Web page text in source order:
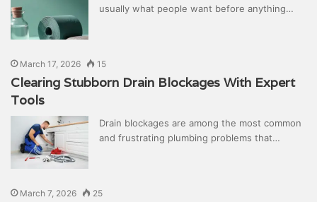
usually what people want before anything…
March 17, 2026 15
Clearing Stubborn Drain Blockages With Expert
Tools
Drain blockages are among the most common
and frustrating plumbing problems that…
March 7, 2026 25